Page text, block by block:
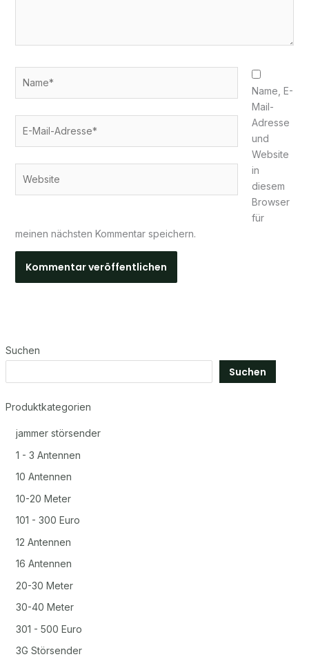
Mail-
Name, E-
Mail-
Adresse
und
Website
in
diesem
Browser
für
meinen nächsten Kommentar speichern.
Suchen
Suchen
Produktkategorien
jammer störsender
1 - 3 Antennen
10 Antennen
10-20 Meter
101 - 300 Euro
12 Antennen
16 Antennen
20-30 Meter
30-40 Meter
301 - 500 Euro
3G Störsender